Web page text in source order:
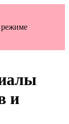
режиме
и